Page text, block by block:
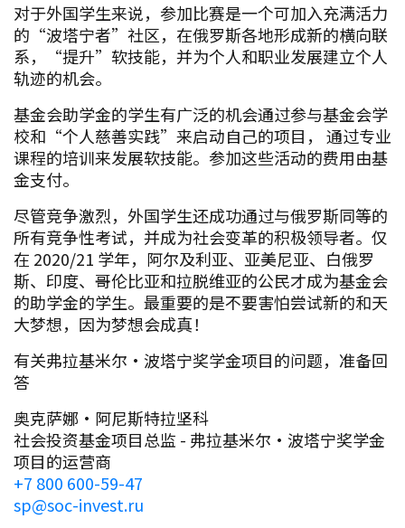
对于外国学生来说，参加比赛是一个可加入充满活力
的“波塔宁者”社区，在俄罗斯各地形成新的横向联
系，“提升”软技能，并为个人和职业发展建立个人
轨迹的机会。
基金会助学金的学生有广泛的机会通过参与基金会学
校和“个人慈善实践”来启动自己的项目， 通过专业
课程的培训来发展软技能。参加这些活动的费用由基
金支付。
尽管竞争激烈，外国学生还成功通过与俄罗斯同等的
所有竞争性考试，并成为社会变革的积极领导者。仅
在 2020/21 学年，阿尔及利亚、亚美尼亚、白俄罗
斯、印度、哥伦比亚和拉脱维亚的公民才成为基金会
的助学金的学生。最重要的是不要害怕尝试新的和天
大梦想，因为梦想会成真！
有关弗拉基米尔·波塔宁奖学金项目的问题，准备回
答
奥克萨娜·阿尼斯特拉坚科
社会投资基金项目总监 - 弗拉基米尔·波塔宁奖学金
项目的运营商
+7 800 600-59-47
sp@soc-invest.ru